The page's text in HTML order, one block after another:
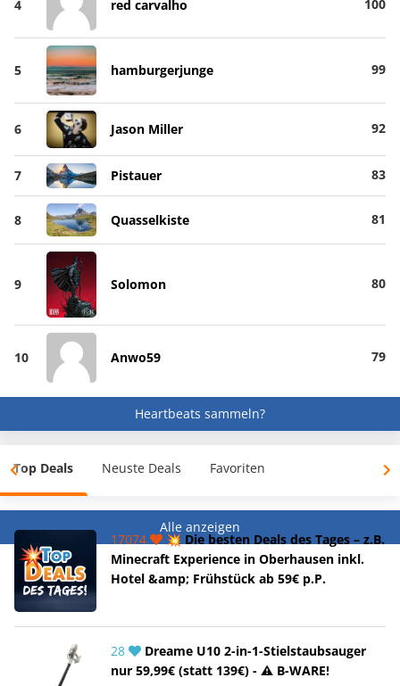
4 red carvalho 100
5 hamburgerjunge 99
6 Jason Miller 92
7 Pistauer 83
8 Quasselkiste 81
9 Solomon 80
10 Anwo59 79
Heartbeats sammeln?
Top Deals Neuste Deals Favoriten
Alle anzeigen
17074
💥 Die besten Deals des Tages – z.B.
Minecraft Experience in Oberhausen inkl.
Hotel &amp; Frühstück ab 59€ p.P.
28
Dreame U10 2-in-1-Stielstaubsauger
nur 59,99€ (statt 139€) - ⚠️ B-WARE!